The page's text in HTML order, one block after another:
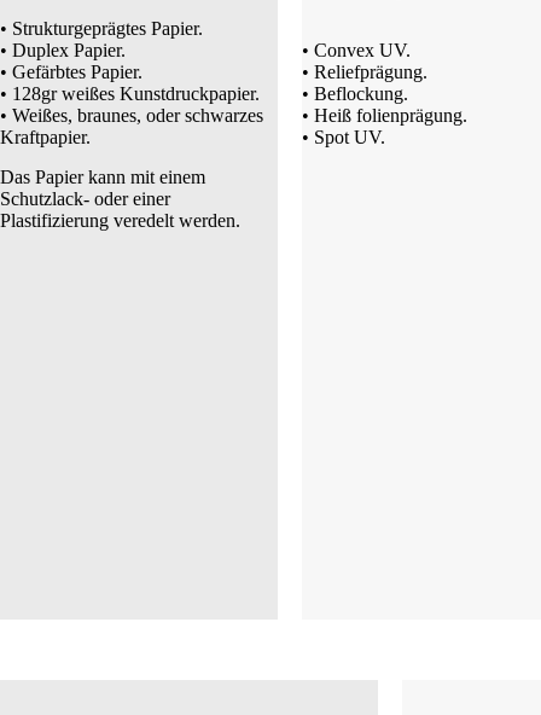
• Strukturgeprägtes Papier.
• Duplex Papier.
• Gefärbtes Papier.
• 128gr weißes Kunstdruckpapier.
• Weißes, braunes, oder schwarzes
Kraftpapier.
Das Papier kann mit einem
Schutzlack- oder einer
Plastifizierung veredelt werden.
• Convex UV.
• Reliefprägung.
• Beflockung.
• Heiß folienprägung.
• Spot UV.